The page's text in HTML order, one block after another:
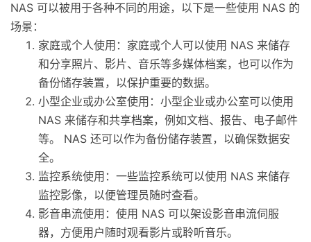
NAS 可以被用于各种不同的用途，以下是一些使用 NAS 的
场景：
家庭或个人使用：家庭或个人可以使用 NAS 来储存
和分享照片、影片、音乐等多媒体档案，也可以作为
备份储存装置，以保护重要的数据。
小型企业或办公室使用：小型企业或办公室可以使用
NAS 来储存和共享档案，例如文档、报告、电子邮件
等。 NAS 还可以作为备份储存装置，以确保数据安
全。
监控系统使用：一些监控系统可以使用 NAS 来储存
监控影像，以便管理员随时查看。
影音串流使用：使用 NAS 可以架设影音串流伺服
器，方便用户随时观看影片或聆听音乐。